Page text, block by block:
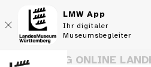
LMW App
Ihr digitaler
Museumsbegleiter
SAMMLUNG ONLINE